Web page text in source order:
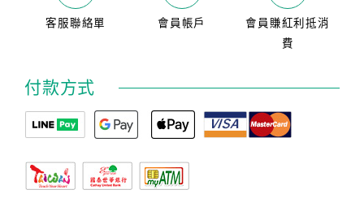
客服聯絡單 會員帳戶
會員賺紅利抵消
費
付款方式